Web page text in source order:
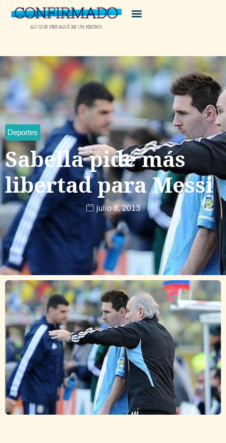
Deportes
Sabella pide más
libertad para Messi
julio 8, 2013